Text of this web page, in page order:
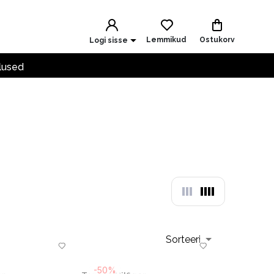
Logi sisse Lemmikud Ostukorv
Sorteeri
-50%